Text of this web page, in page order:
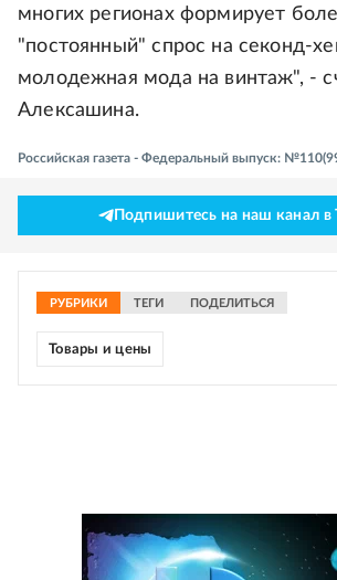
многих регионах формирует
"постоянный" спрос на секонд-
молодежная мода на винтаж", -
Алексашина.
Российская газета - Федеральный выпуск:
Подпишитесь на наш канал в
РУБРИКИ ТЕГИ ПОДЕЛИТЬСЯ
Товары и цены